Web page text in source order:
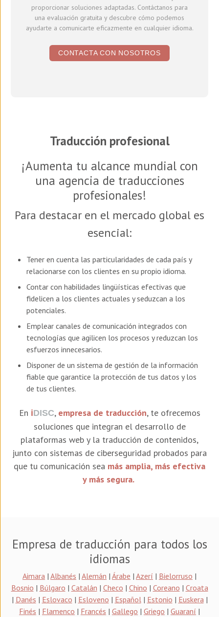
proporcionar soluciones adaptadas. Contáctanos para
una evaluación gratuita y descubre cómo podemos
ayudarte a comunicarte eficazmente en cualquier idioma.
CONTACTA CON NOSOTROS
Traducción profesional
¡Aumenta tu alcance mundial con
una agencia de traducciones
profesionales!
Para destacar en el mercado global es
esencial:
Tener en cuenta las particularidades de cada país y
relacionarse con los clientes en su propio idioma.
Contar con habilidades lingüísticas efectivas que
fidelicen a los clientes actuales y seduzcan a los
potenciales.
Emplear canales de comunicación integrados con
tecnologías que agilicen los procesos y reduzcan los
esfuerzos innecesarios.
Disponer de un sistema de gestión de la información
fiable que garantice la protección de tus datos y los
de tus clientes.
En iDISC, empresa de traducción, te ofrecemos
soluciones que integran el desarrollo de
plataformas web y la traducción de contenidos,
junto con sistemas de ciberseguridad probados para
que tu comunicación sea más amplia, más efectiva
y más segura.
Empresa de traducción para todos los
idiomas
Aimara | Albanés | Alemán | Árabe | Azerí | Bielorruso |
Bosnio | Búlgaro | Catalán | Checo | Chino | Coreano | Croata
| Danés | Eslovaco | Esloveno | Español | Estonio | Euskera |
Finés | Flamenco | Francés | Gallego | Griego | Guaraní |